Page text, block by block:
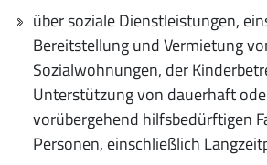
über soziale Dienstleistungen,
Bereitstellung und Vermietung
Sozialwohnungen, der
Unterstützung von dauerhaft
vorübergehend hilfsbedürftigen
Personen, einschließlich